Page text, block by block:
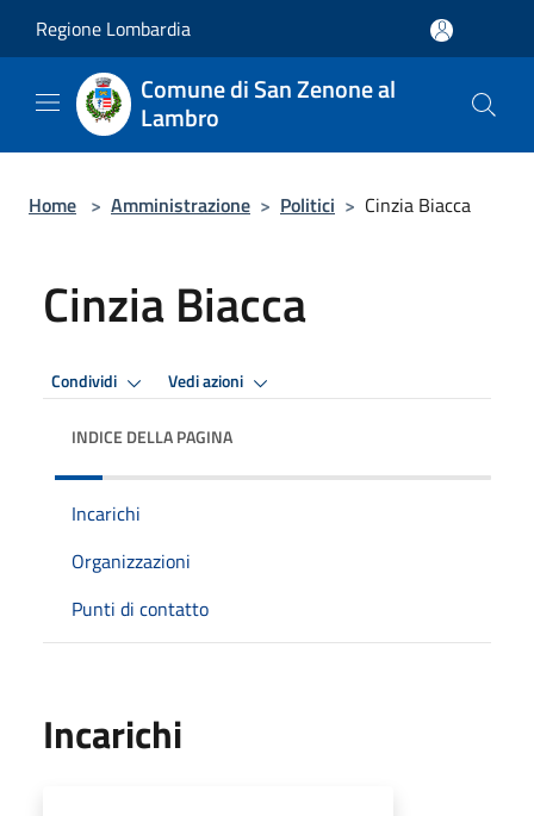
Regione Lombardia
Comune di San Zenone al
Lambro
Home > Amministrazione > Politici > Cinzia Biacca
Cinzia Biacca
Condividi Vedi azioni
INDICE DELLA PAGINA
Incarichi
Organizzazioni
Punti di contatto
Incarichi